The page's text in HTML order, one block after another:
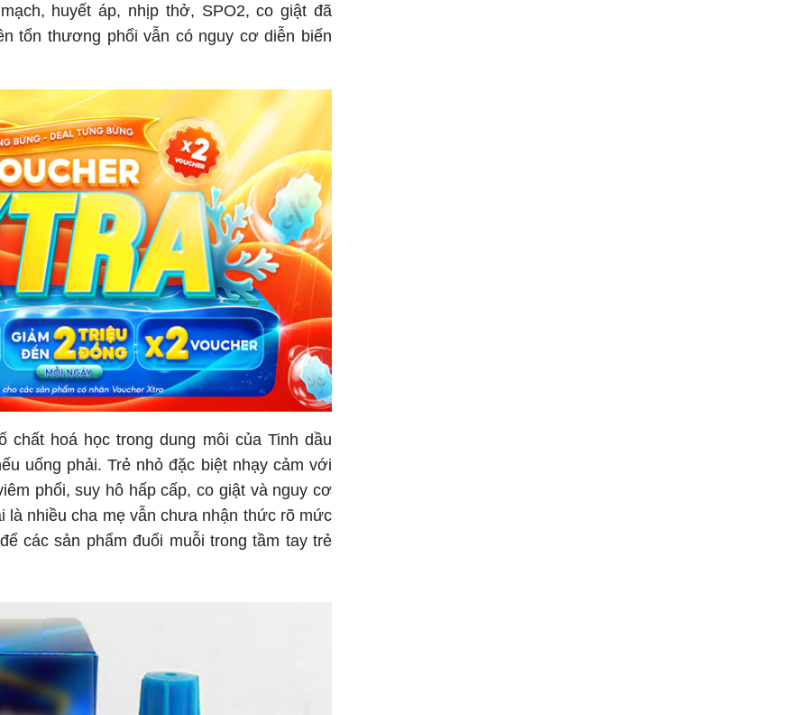
huyết áp, nhịp thở, SPO2, co giật đã
tổn thương phổi vẫn có nguy cơ diễn biến
chất hoá học trong dung môi của Tinh dầu
uống phải. Trẻ nhỏ đặc biệt nhạy cảm với
phổi, suy hô hấp cấp, co giật và nguy cơ
là nhiều cha mẹ vẫn chưa nhận thức rõ mức
các sản phẩm đuổi muỗi trong tầm tay trẻ